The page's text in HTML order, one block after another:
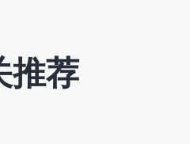
推荐